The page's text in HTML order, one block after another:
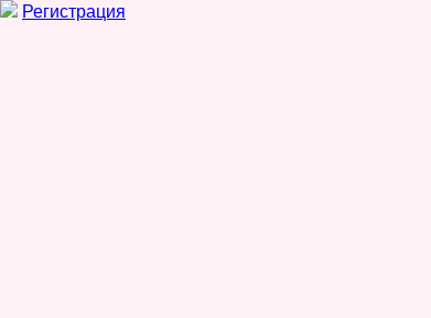
Регистрация